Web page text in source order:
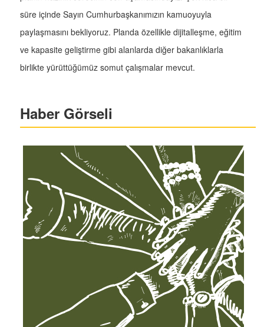
süre içinde Sayın Cumhurbaşkanımızın kamuoyuyla
paylaşmasını bekliyoruz. Planda özellikle dijitalleşme, eğitim
ve kapasite geliştirme gibi alanlarda diğer bakanlıklarla
birlikte yürüttüğümüz somut çalışmalar mevcut.
Haber Görseli